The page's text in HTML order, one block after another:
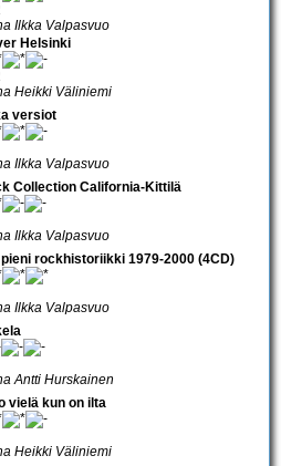
Ilkka Valpasvuo
Helsinki
Heikki Väliniemi
versiot
Ilkka Valpasvuo
Collection California-Kittilä
Ilkka Valpasvuo
rockhistoriikki 1979-2000 (4CD)
Ilkka Valpasvuo
Antti Hurskainen
vielä kun on ilta
Heikki Väliniemi